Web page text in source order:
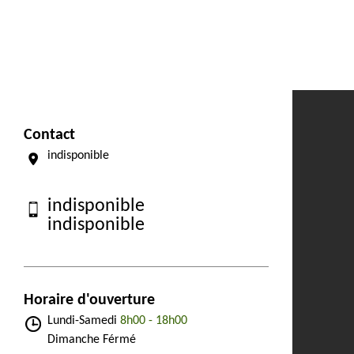
Contact
indisponible
indisponible
indisponible
Horaire d'ouverture
Lundi-Samedi 8h00 - 18h00
Dimanche Férmé